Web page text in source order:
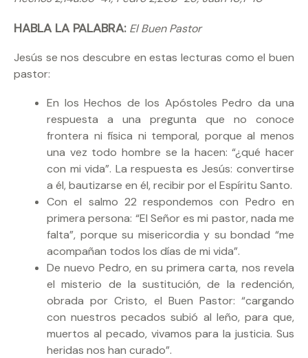
HABLA LA PALABRA: El Buen Pastor
Jesús se nos descubre en estas lecturas como el buen
pastor:
En los Hechos de los Apóstoles Pedro da una
respuesta a una pregunta que no conoce
frontera ni física ni temporal, porque al menos
una vez todo hombre se la hacen: “¿qué hacer
con mi vida”. La respuesta es Jesús: convertirse
a él, bautizarse en él, recibir por el Espíritu Santo.
Con el salmo 22 respondemos con Pedro en
primera persona: “El Señor es mi pastor, nada me
falta”, porque su misericordia y su bondad “me
acompañan todos los días de mi vida”.
De nuevo Pedro, en su primera carta, nos revela
el misterio de la sustitución, de la redención,
obrada por Cristo, el Buen Pastor: “cargando
con nuestros pecados subió al leño, para que,
muertos al pecado, vivamos para la justicia. Sus
heridas nos han curado”.